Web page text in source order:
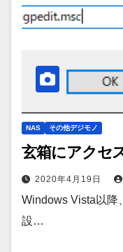
NAS その他デジモノ
玄箱にアクセ
2020年4月19日
Windows Vista以降
設…